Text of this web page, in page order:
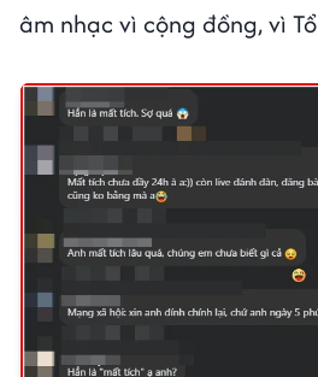
âm nhạc vì cộng đồng, vì